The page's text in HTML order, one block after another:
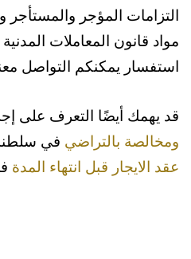
التزامات المؤجر
مواد قانون المعاملات
استفسار يمكنكم التواصل
قد يهمك أيضًا التعرف على
ومخالصة بالتراضي في
عقد الايجار قبل انتهاء المدة